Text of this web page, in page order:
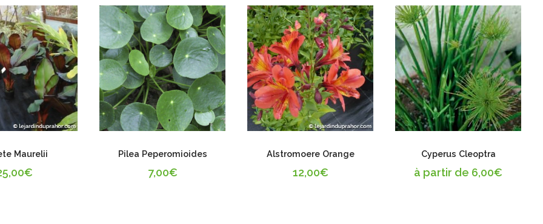
Maurelii
€
Pilea Peperomioides
7,00€
Alstromoere Orange
12,00€
Cyperus Cleoptra
à partir de 6,00€